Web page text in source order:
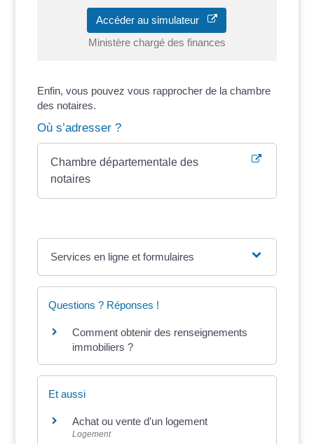
Accéder au simulateur
Ministère chargé des finances
Enfin, vous pouvez vous rapprocher de la chambre
des notaires.
Où s’adresser ?
Chambre départementale des
notaires
Services en ligne et formulaires
Questions ? Réponses !
Comment obtenir des renseignements
immobiliers ?
Et aussi
Achat ou vente d'un logement
Logement